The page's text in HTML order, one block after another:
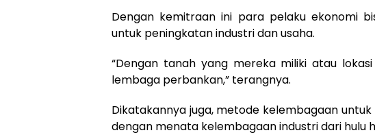
Dengan kemitraan ini para pelaku ekonomi
untuk peningkatan industri dan usaha.
“Dengan tanah yang mereka miliki atau
lembaga perbankan,” terangnya.
Dikatakannya juga, metode kelembagaan
dengan menata kelembagaan industri dari hulu